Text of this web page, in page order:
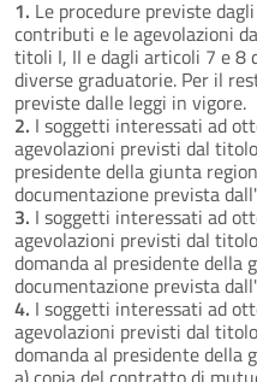
1. Le procedure previste
contributi e le agevolazioni
titoli I, II e dagli articoli 7 e 8
diverse graduatorie. Per il
previste dalle leggi in vigore.
2. I soggetti interessati ad
agevolazioni previsti dal
presidente della giunta
documentazione prevista
3. I soggetti interessati ad
agevolazioni previsti dal
domanda al presidente della
documentazione prevista
4. I soggetti interessati ad
agevolazioni previsti dal
domanda al presidente della